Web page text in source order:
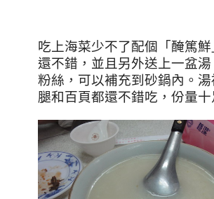
吃上海菜少不了配個「醃篤
還不錯，並且另外送上一盆
粉絲，可以補充到砂鍋內。湯
腿和百頁都還不錯吃，份量十